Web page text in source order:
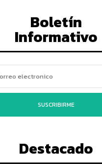
Boletín
Informativo
SUSCRIBIRME
Destacado